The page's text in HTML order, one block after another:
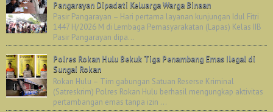
Pangarayan Dipadati Keluarga Warga Binaan
Pasir Pangarayan – Hari pertama layanan kunjungan Idul Fitri
1447 H/2026 M di Lembaga Pemasyarakatan (Lapas) Kelas IIB
Pasir Pangarayan dipa...
Polres Rokan Hulu Bekuk Tiga Penambang Emas Ilegal di
Sungai Rokan
Rokan Hulu – Tim gabungan Satuan Reserse Kriminal
(Satreskrim) Polres Rokan Hulu berhasil mengungkap aktivitas
pertambangan emas tanpa izin ...